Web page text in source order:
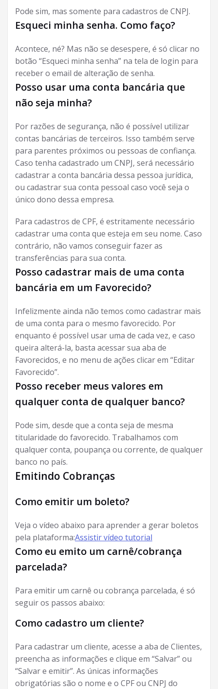
Pode sim, mas somente para cadastros de CNPJ.
Esqueci minha senha. Como faço?
Acontece, né? Mas não se desespere, é só clicar no
botão “Esqueci minha senha” na tela de login para
receber o email de alteração de senha.
Posso usar uma conta bancária que
não seja minha?
Por razões de segurança, não é possível utilizar
contas bancárias de terceiros. Isso também serve
para parentes próximos ou pessoas de confiança.
Caso tenha cadastrado um CNPJ, será necessário
cadastrar a conta bancária dessa pessoa jurídica,
ou cadastrar sua conta pessoal caso você seja o
único dono dessa empresa.
Para cadastros de CPF, é estritamente necessário
cadastrar uma conta que esteja em seu nome. Caso
contrário, não vamos conseguir fazer as
transferências para sua conta.
Posso cadastrar mais de uma conta
bancária em um Favorecido?
Infelizmente ainda não temos como cadastrar mais
de uma conta para o mesmo favorecido. Por
enquanto é possível usar uma de cada vez, e caso
queira alterá-la, basta acessar sua aba de
Favorecidos, e no menu de ações clicar em “Editar
Favorecido”.
Posso receber meus valores em
qualquer conta de qualquer banco?
Pode sim, desde que a conta seja de mesma
titularidade do favorecido. Trabalhamos com
qualquer conta, poupança ou corrente, de qualquer
banco no país.
Emitindo Cobranças
Como emitir um boleto?
Veja o vídeo abaixo para aprender a gerar boletos
pela plataforma:Assistir vídeo tutorial
Como eu emito um carnê/cobrança
parcelada?
Para emitir um carnê ou cobrança parcelada, é só
seguir os passos abaixo:
Como cadastro um cliente?
Para cadastrar um cliente, acesse a aba de Clientes,
preencha as informações e clique em “Salvar” ou
“Salvar e emitir”. As únicas informações
obrigatórias são o nome e o CPF ou CNPJ do